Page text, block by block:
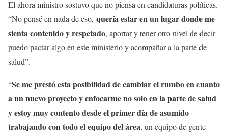
El ahora ministro sostuvo que no piensa en candidaturas políticas.
“No pensé en nada de eso, quería estar en un lugar donde me
sienta contenido y respetado, aportar y tener otro nivel de decir
puedo pactar algo en este ministerio y acompañar a la parte de
salud”.
“Se me prestó esta posibilidad de cambiar el rumbo en cuanto
a un nuevo proyecto y enfocarme no solo en la parte de salud
y estoy muy contento desde el primer día de asumido
trabajando con todo el equipo del área, un equipo de gente